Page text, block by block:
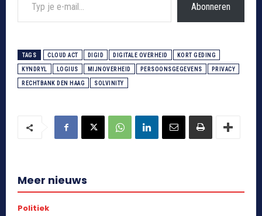
Abonneren
TAGS CLOUD ACT DIGID DIGITALE OVERHEID KORT GEDING
KYNDRYL LOGIUS MIJNOVERHEID PERSOONSGEGEVENS PRIVACY
RECHTBANK DEN HAAG SOLVINITY
Meer nieuws
Politiek